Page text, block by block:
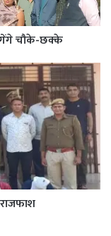
चौके-छक्के